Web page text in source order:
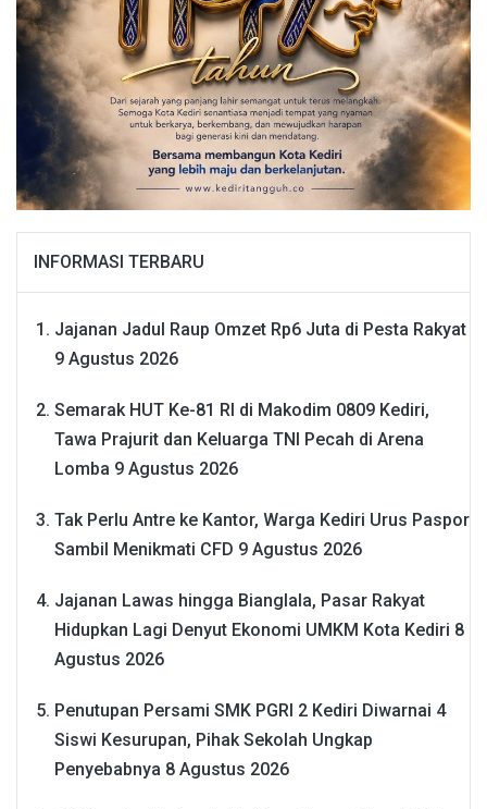
INFORMASI TERBARU
Jajanan Jadul Raup Omzet Rp6 Juta di Pesta Rakyat
9 Agustus 2026
Semarak HUT Ke-81 RI di Makodim 0809 Kediri,
Tawa Prajurit dan Keluarga TNI Pecah di Arena
Lomba 9 Agustus 2026
Tak Perlu Antre ke Kantor, Warga Kediri Urus Paspor
Sambil Menikmati CFD 9 Agustus 2026
Jajanan Lawas hingga Bianglala, Pasar Rakyat
Hidupkan Lagi Denyut Ekonomi UMKM Kota Kediri 8
Agustus 2026
Penutupan Persami SMK PGRI 2 Kediri Diwarnai 4
Siswi Kesurupan, Pihak Sekolah Ungkap
Penyebabnya 8 Agustus 2026